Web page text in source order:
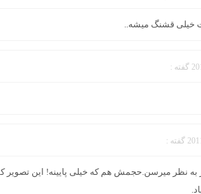
خیلی قشنگ میشه..
به نظر میرسن.حجمش هم که خیلی پایینه! این